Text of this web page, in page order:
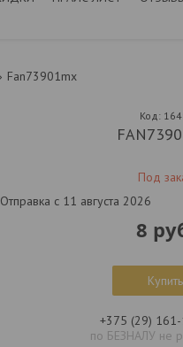
Fan73901mx
Под
Код:
Отправка с 11 августа 2026
8
Купить
+375 (29)
по БЕЗНАЛУ не